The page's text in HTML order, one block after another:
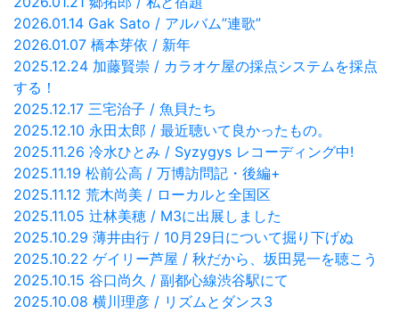
2026.01.14 Gak Sato / アルバム”連歌”
2026.01.07 橋本芽依 / 新年
2025.12.24 加藤賢崇 / カラオケ屋の採点システムを採点
する！
2025.12.17 三宅治子 / 魚貝たち
2025.12.10 永田太郎 / 最近聴いて良かったもの。
2025.11.26 冷水ひとみ / Syzygys レコーディング中!
2025.11.19 松前公高 / 万博訪問記・後編+
2025.11.12 荒木尚美 / ローカルと全国区
2025.11.05 辻林美穂 / M3に出展しました
2025.10.29 薄井由行 / 10月29日について掘り下げぬ
2025.10.22 ゲイリー芦屋 / 秋だから、坂田晃一を聴こう
2025.10.15 谷口尚久 / 副都心線渋谷駅にて
2025.10.08 横川理彦 / リズムとダンス3